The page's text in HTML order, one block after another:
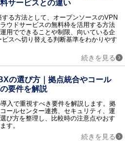
ワークフロー / BPM / RPAツール / タスク管理ツール / 業務可視化ツール / 会議室予約システム / XR（AR・VR・MR）システム / バーチャルオフィスツール / 施工管理サービス / インバウンド支援 / M&A・事業承継コンサル / 歯科クリニック支援サービス / IT点呼システム / 貿易管理システム / 内部監査
SFA / オンライン商談システム / セールスイネーブルメントツール
BIツール / テキストマイニング / DWH / データマイニング / ETL / 商圏分析・エリアマーケティング / ソーシャル分析 / BIツール クラウド / BIツール導入・活用支援 / DMP / SaaS管理システム / 機械学習（マシンラーニング） / 企業データベース / 予測分析ツール / Webサイト翻訳ツール / 脱炭素支援サービス / 広告効果測定
サービスとの違い
る方法として、オープンソースのVPN
ウドサービスの無料枠を活用する方法
用でできることや制限、向いている企
スへ切り替える判断基準をわかりやす
続きを見る
の選び方｜拠点統合やコール
要件を解説
入で重視すべき要件を解説します。拠
ールセンター連携、セキュリティ、運
び方を整理し、比較時の注意点やおす
す。
続きを見る